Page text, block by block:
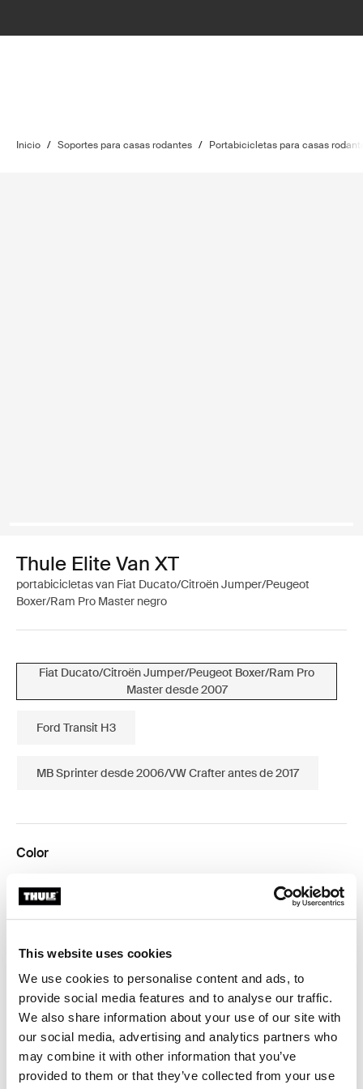
This website uses cookies
We use cookies to personalise content and ads, to
provide social media features and to analyse our traffic.
We also share information about your use of our site with
our social media, advertising and analytics partners who
may combine it with other information that you’ve
provided to them or that they’ve collected from your use
Inicio / Soportes para casas rodantes / Portabicicletas para casas
Thule Elite Van XT
portabicicletas van Fiat Ducato/Citroën Jumper/Peugeot
Boxer/Ram Pro Master negro
Fiat Ducato/Citroën Jumper/Peugeot Boxer/Ram Pro
Master desde 2007
Ford Transit H3
MB Sprinter desde 2006/VW Crafter antes de 2017
Color
Encontrar en tienda
El Thule Elite Van XT es un portabicicletas robusto y
fácil de usar para furgonetas con un proceso de